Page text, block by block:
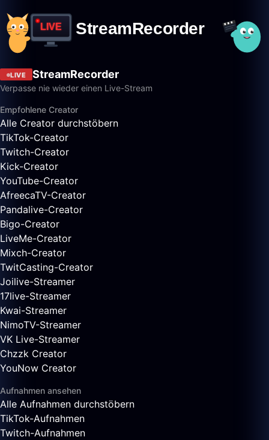
LIVE StreamRecorder
Verpasse nie wieder einen Live-Stream
Empfohlene Creator
Alle Creator durchstöbern
TikTok-Creator
Twitch-Creator
Kick-Creator
YouTube-Creator
AfreecaTV-Creator
Pandalive-Creator
Bigo-Creator
LiveMe-Creator
Mixch-Creator
TwitCasting-Creator
Joilive-Streamer
17live-Streamer
Kwai-Streamer
NimoTV-Streamer
VK Live-Streamer
Chzzk Creator
YouNow Creator
Aufnahmen ansehen
Alle Aufnahmen durchstöbern
TikTok-Aufnahmen
Twitch-Aufnahmen